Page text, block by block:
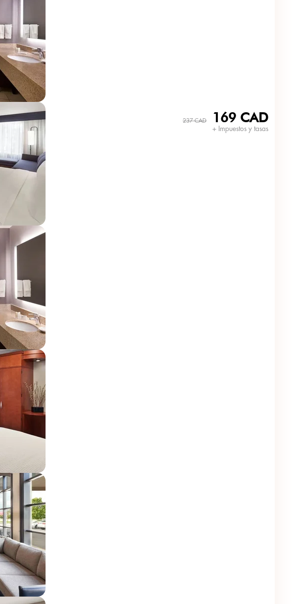
237 CAD 169 CAD
+ Impuestos y tasas